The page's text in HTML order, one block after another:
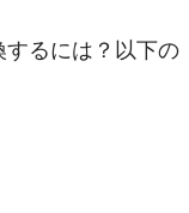
るには？以下の